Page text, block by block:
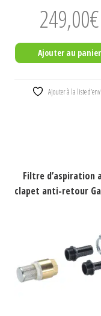
249,00€
Ajouter au panier
Ajouter à la liste
Filtre d’aspiration
clapet anti-retour